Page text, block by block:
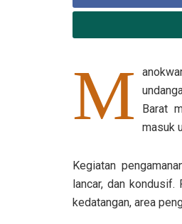
M
Barat
masuk
Kegiatan
lancar, dan
kedatangan, area